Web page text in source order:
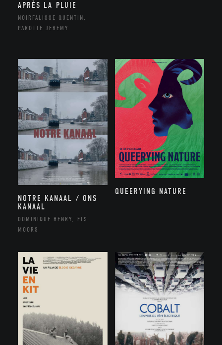
APRÈS LA PLUIE
NOIRFALISSE QUENTIN,
PAROTTE JEREMY
NOTRE KANAAL / ONS
KANAAL
DOMINIQUE HENRY, ELS
MOORS
QUEERYING NATURE